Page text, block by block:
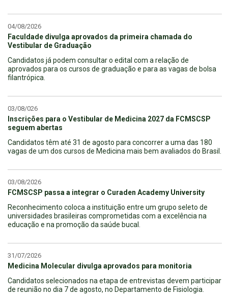
04/08/2026
Faculdade divulga aprovados da primeira chamada do
Vestibular de Graduação
Candidatos já podem consultar o edital com a relação de
aprovados para os cursos de graduação e para as vagas de bolsa
filantrópica.
03/08/026
Inscrições para o Vestibular de Medicina 2027 da FCMSCSP
seguem abertas
Candidatos têm até 31 de agosto para concorrer a uma das 180
vagas de um dos cursos de Medicina mais bem avaliados do Brasil.
03/08/2026
FCMSCSP passa a integrar o Curaden Academy University
Reconhecimento coloca a instituição entre um grupo seleto de
universidades brasileiras comprometidas com a excelência na
educação e na promoção da saúde bucal.
31/07/2026
Medicina Molecular divulga aprovados para monitoria
Candidatos selecionados na etapa de entrevistas devem participar
de reunião no dia 7 de agosto, no Departamento de Fisiologia.